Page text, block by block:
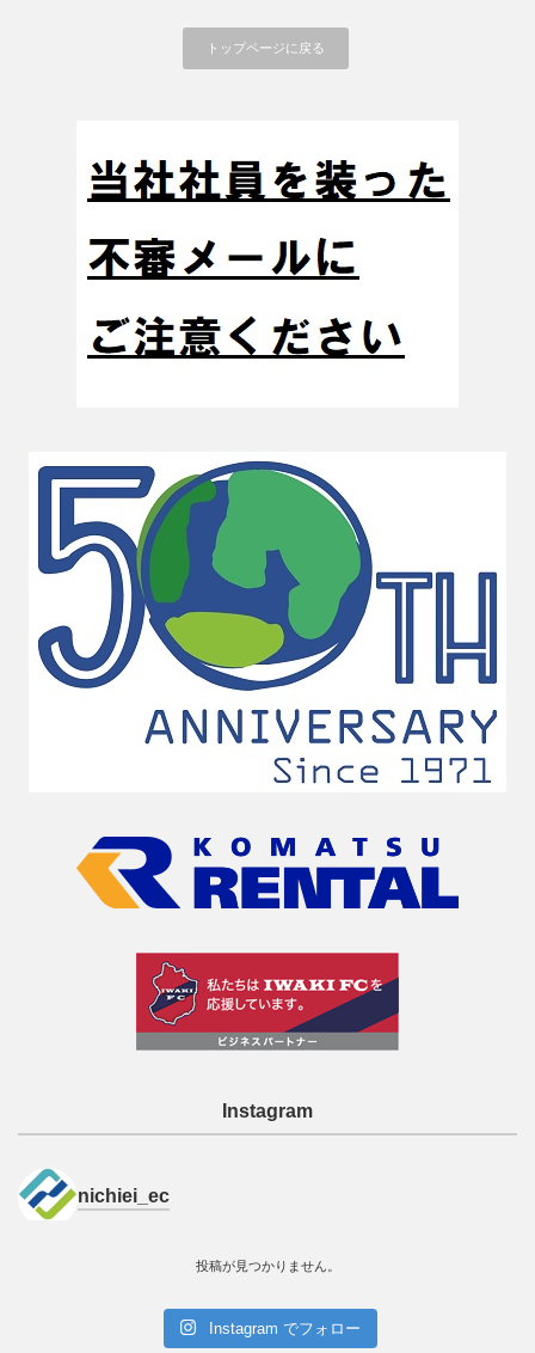
トップページに戻る
Instagram
nichiei_ec
投稿が見つかりません。
Instagram でフォロー